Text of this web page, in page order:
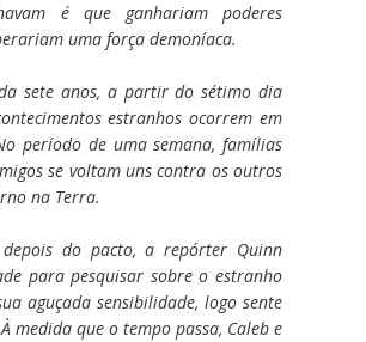
é que ganhariam poderes
uma força demoníaca.
sete anos, a partir do sétimo dia
estranhos ocorrem em
período de uma semana, famílias
se voltam uns contra os outros
na Terra.
do pacto, a repórter Quinn
para pesquisar sobre o estranho
aguçada sensibilidade, logo sente
medida que o tempo passa, Caleb e